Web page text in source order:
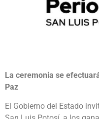
La ceremonia se
Paz
El Gobierno del Estado